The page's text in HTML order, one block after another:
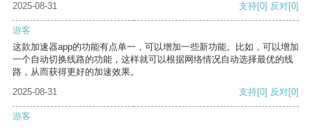
2025-08-31 支持[0] 反对[0]
游客
这款加速器app的功能有点单一，可以增加一些新功能。比如，可以增加
一个自动切换线路的功能，这样就可以根据网络情况自动选择最优的线
路，从而获得更好的加速效果。
2025-08-31
支持[0] 反对[0]
游客